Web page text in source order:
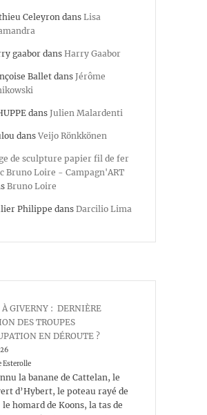
Celeyron dans Lisa
gaabordans Harry Gaabor
Balletdans Jérôme
dans Julien Malardenti
dans Veijo Rönkkönen
de sculpture papier fil de fer
Bruno Loire - Campagn'ART
Bruno Loire
Philippe dans Darcilio Lima
À GIVERNY : DERNIÈRE
DES TROUPES
EN DÉROUTE ?
Esterolle
la banane de Cattelan, le
d’Hybert, le poteau rayé de
homard de Koons, la tas de